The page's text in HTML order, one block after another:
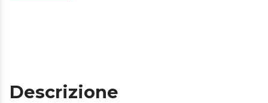
Descrizione